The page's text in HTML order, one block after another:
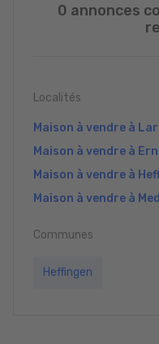
0 annonces
Localités
Maison à vendre à
Maison à vendre à
Maison à vendre à
Maison à vendre à
Communes
Heffingen